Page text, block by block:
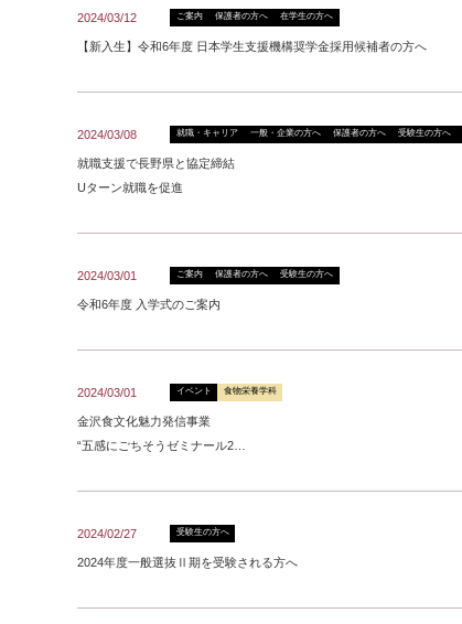
2024/03/12 ご案内 保護者の方へ 在学生の方へ
【新入生】令和6年度 日本学生支援機構奨学金採用候補者の方へ
2024/03/08 就職・キャリア 一般・企業の方へ 保護者の方へ 受験生の方へ
就職支援で長野県と協定締結
Uターン就職を促進
2024/03/01 ご案内 保護者の方へ 受験生の方へ
令和6年度 入学式のご案内
2024/03/01 イベント 食物栄養学科
金沢食文化魅力発信事業
“五感にごちそうゼミナール2…
2024/02/27 受験生の方へ
2024年度一般選抜Ⅱ期を受験される方へ